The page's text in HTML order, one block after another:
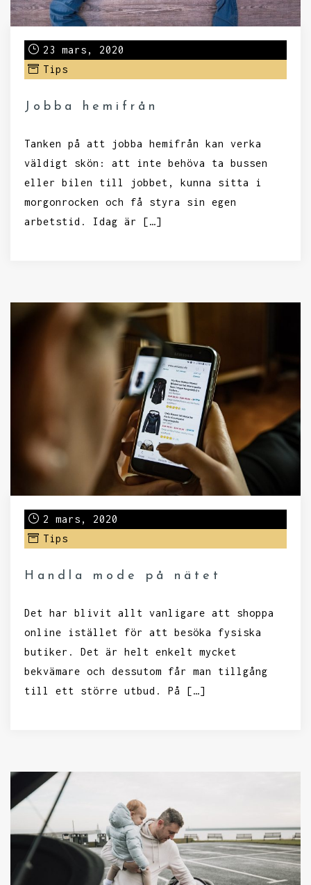
23 mars, 2020
Tips
Jobba hemifrån
Tanken på att jobba hemifrån kan verka
väldigt skön: att inte behöva ta bussen
eller bilen till jobbet, kunna sitta i
morgonrocken och få styra sin egen
arbetstid. Idag är […]
2 mars, 2020
Tips
Handla mode på nätet
Det har blivit allt vanligare att shoppa
online istället för att besöka fysiska
butiker. Det är helt enkelt mycket
bekvämare och dessutom får man tillgång
till ett större utbud. På […]